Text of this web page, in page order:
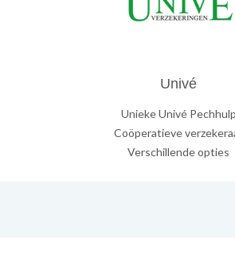
Univé
Unieke Univé Pechhulp
Coöperatieve
Verschillende opties